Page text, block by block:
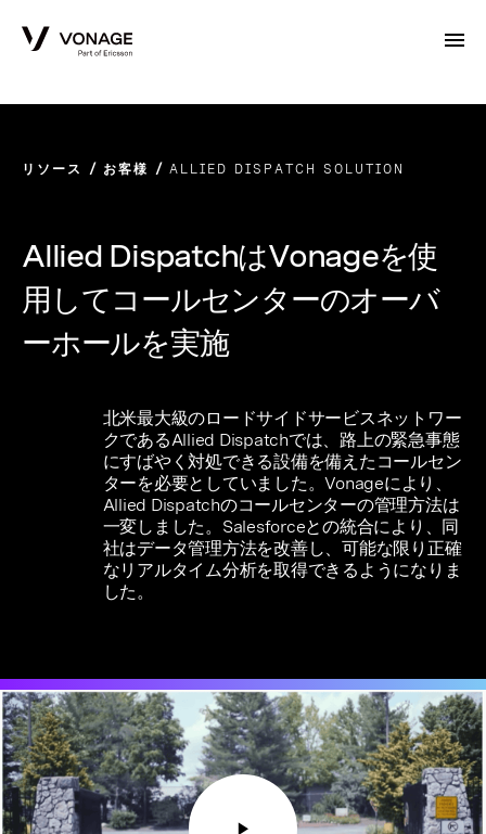
リソース お客様 ALLIED DISPATCH SOLUTION
Allied DispatchはVonageを使
用してコールセンターのオーバ
ーホールを実施
北米最大級のロードサイドサービスネットワー
クであるAllied Dispatchでは、路上の緊急事態
にすばやく対処できる設備を備えたコールセン
ターを必要としていました。Vonageにより、
Allied Dispatchのコールセンターの管理方法は
一変しました。Salesforceとの統合により、同
社はデータ管理方法を改善し、可能な限り正確
なリアルタイム分析を取得できるようになりま
した。